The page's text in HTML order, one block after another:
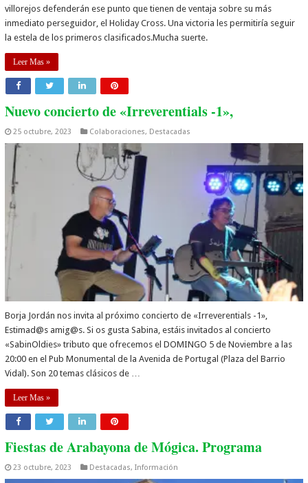
villorejos defenderán ese punto que tienen de ventaja sobre su más
inmediato perseguidor, el Holiday Cross. Una victoria les permitiría seguir
la estela de los primeros clasificados.Mucha suerte.
Leer Mas »
Nuevo concierto de «Irreverentials -1»,
25 octubre, 2023 Colaboraciones, Destacadas
Borja Jordán nos invita al próximo concierto de «Irreverentials -1»,
Estimad@s amig@s. Si os gusta Sabina, estáis invitados al concierto
«SabinOldies» tributo que ofrecemos el DOMINGO 5 de Noviembre a las
20:00 en el Pub Monumental de la Avenida de Portugal (Plaza del Barrio
Vidal). Son 20 temas clásicos de …
Leer Mas »
Fiestas de Arabayona de Mógica. Programa
23 octubre, 2023 Destacadas,Información